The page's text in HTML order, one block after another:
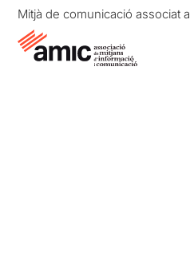
Mitjà de comunicació associat a